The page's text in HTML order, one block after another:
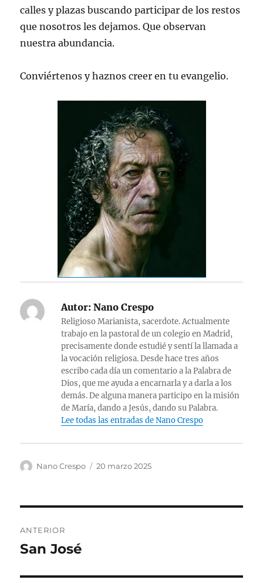
calles y plazas buscando participar de los restos
que nosotros les dejamos. Que observan
nuestra abundancia.
Conviértenos y haznos creer en tu evangelio.
Autor: Nano Crespo
Religioso Marianista, sacerdote. Actualmente
trabajo en la pastoral de un colegio en Madrid,
precisamente donde estudié y sentí la llamada a
la vocación religiosa. Desde hace tres años
escribo cada día un comentario a la Palabra de
Dios, que me ayuda a encarnarla y a darla a los
demás. De alguna manera participo en la misión
de María, dando a Jesús, dando su Palabra.
Lee todas las entradas de Nano Crespo
Autor
Nano Crespo
Publicado
20 marzo 2025
de
ANTERIOR
Entrada
San José